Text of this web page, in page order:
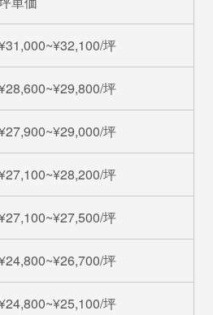
坪
坪
坪
坪
坪
坪
坪